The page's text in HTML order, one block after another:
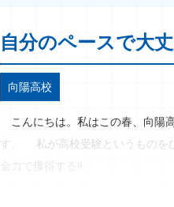
自分のペースで大
向陽高校
こんにちは。私はこの春、向陽
す。 私が高校受験というもの
全力で獲得する‼